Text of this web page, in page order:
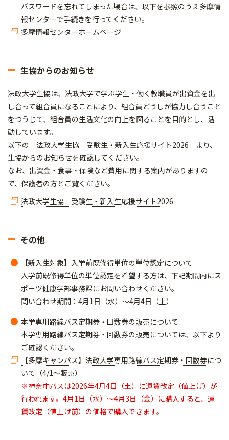
パスワードを忘れてしまった場合は、以下を参照のうえ多摩情
報センターで手続きを行ってください。
多摩情報センターホームページ
生協からのお知らせ
法政大学生協は、法政大学で学ぶ学生・働く教職員が出資金を出
し合って組合員になることにより、組合員どうしが協力し合うこと
をつうじて、組合員の生活文化の向上を図ることを目的とし、活
動しています。
以下の「法政大学生協 受験生・新入生応援サイト2026」より、
生協からのお知らせを確認してください。
なお、出資金・食事・保険など費用に関する案内がありますの
で、保護者の方とご覧ください。
法政大学生協 受験生・新入生応援サイト2026
その他
【新入生対象】入学前既修得単位の単位認定について
入学前既修得単位の単位認定を希望する方は、下記期間内にス
ポーツ健康学部事務課にお問い合わせください。
問い合わせ期間：4月1日（水）～4月4日（土）
本学専用路線バス定期券・回数券の販売について
本学専用路線バス定期券・回数券の販売については、以下より
ご確認ください。
【多摩キャンパス】法政大学専用路線バス定期券・回数券につ
いて（4/1～販売）
※神奈中バスは2026年4月4日（土）に運賃改定（値上げ）が
行われます。4月1日（水）～4月3日（金）に購入すると、運
賃改定（値上げ前）の価格で購入できます。